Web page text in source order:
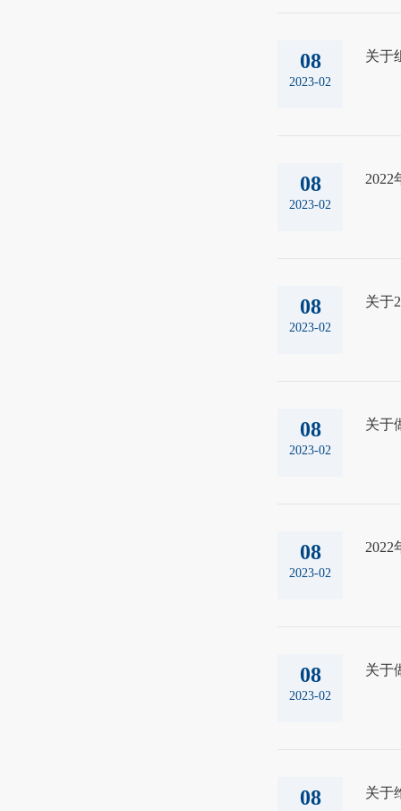
08
2023-02
关于
08
2023-02
2022
08
2023-02
关于
08
2023-02
关于
08
2023-02
2022
08
2023-02
关于
08 关于